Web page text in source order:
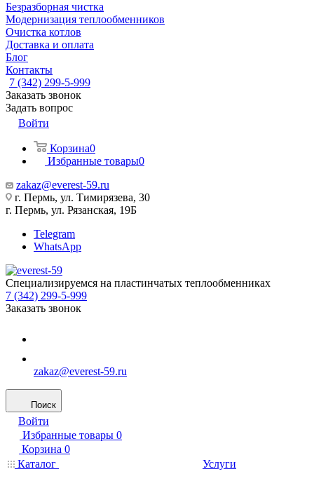
Безразборная чистка
Модернизация теплообменников
Очистка котлов
Доставка и оплата
Блог
Контакты
7 (342) 299-5-999
Заказать звонок
Задать вопрос
Войти
Корзина0
Избранные товары0
zakaz@everest-59.ru
г. Пермь, ул. Тимирязева, 30
г. Пермь, ул. Рязанская, 19Б
Telegram
WhatsApp
Специализируемся на пластинчатых теплообменниках
7 (342) 299-5-999
Заказать звонок
zakaz@everest-59.ru
Поиск
Войти
Избранные товары 0
Корзина 0
Каталог
Услуги